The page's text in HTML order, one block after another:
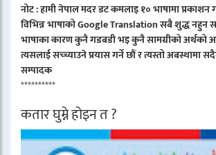
नोट : हामी नेपाल मदर डट कमलाइ १० भाषामा प्रकाशन
विभिन्न भाषाको Google Translation सबै शुद्ध नहुन
भाषाका कारण कुनै गडबडी भइ कुनै सामग्रीको अर्थको
त्यसलाई सच्च्याउने प्रयास गर्ने छौं र त्यस्तो अबस्थामा
सम्पादक
**********
कतार घुम्ने होइन त ?